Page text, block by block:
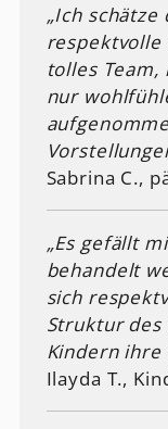
„Ich
respektvolle
tolles Team,
nur
Sabrina C.,
„Es gefällt
behandelt
sich
Struktur
Kindern
Ilayda T.,